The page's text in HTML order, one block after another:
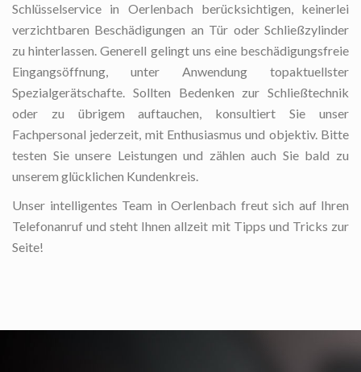
Schlüsselservice in Oerlenbach berücksichtigen, keinerlei
verzichtbaren Beschädigungen an Tür oder Schließzylinder
zu hinterlassen. Generell gelingt uns eine beschädigungsfreie
Eingangsöffnung, unter Anwendung topaktuellster
Spezialgerätschafte. Sollten Bedenken zur Schließtechnik
oder zu übrigem auftauchen, konsultiert Sie unser
Fachpersonal jederzeit, mit Enthusiasmus und objektiv. Bitte
testen Sie unsere Leistungen und zählen auch Sie bald zu
unserem glücklichen Kundenkreis.
Unser intelligentes Team in Oerlenbach freut sich auf Ihren
Telefonanruf und steht Ihnen allzeit mit Tipps und Tricks zur
Seite!